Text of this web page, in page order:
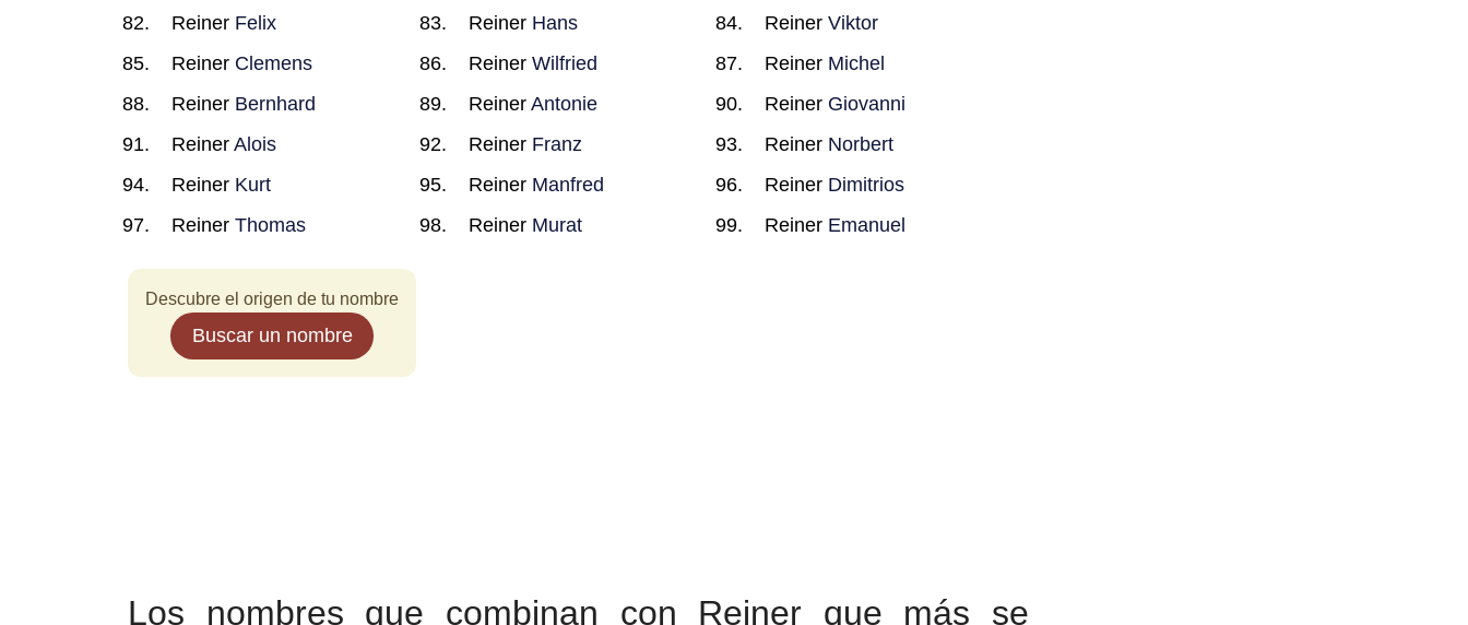
Reiner Felix Reiner Hans ReinerViktor
Reiner Clemens Reiner Wilfried Reiner Michel
Reiner Bernhard Reiner Antonie Reiner Giovanni
Reiner Alois Reiner Franz Reiner Norbert
Reiner Kurt Reiner Manfred Reiner Dimitrios
Reiner Thomas Reiner Murat Reiner Emanuel
Descubre el origen de tu nombre
Buscar un nombre
Los nombres que combinan con Reiner que más se